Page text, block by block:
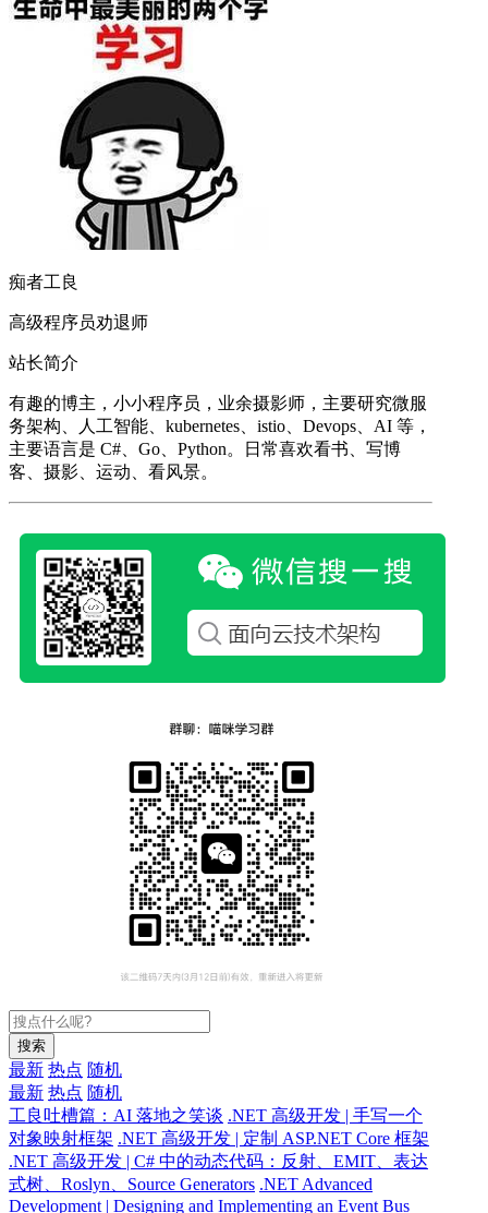
痴者工良
高级程序员劝退师
站长简介
有趣的博主，小小程序员，业余摄影师，主要研究微服
务架构、人工智能、kubernetes、istio、Devops、AI 等，
主要语言是 C#、Go、Python。日常喜欢看书、写博
客、摄影、运动、看风景。
搜索
最新 热点 随机
最新 热点 随机
工良吐槽篇：AI 落地之笑谈 .NET 高级开发 | 手写一个
对象映射框架 .NET 高级开发 | 定制 ASP.NET Core 框架
.NET 高级开发 | C# 中的动态代码：反射、EMIT、表达
式树、Roslyn、Source Generators .NET Advanced
Development | Designing and Implementing an Event Bus